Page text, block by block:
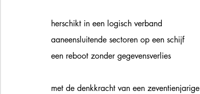
herschikt in een logisch verband
aaneensluitende sectoren op een schijf
een reboot zonder gegevensverlies
met de denkkracht van een zeventienjarige